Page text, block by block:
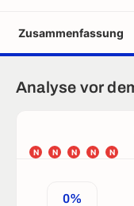
Zusammenfassung
Analyse vor
N N N N N
0%